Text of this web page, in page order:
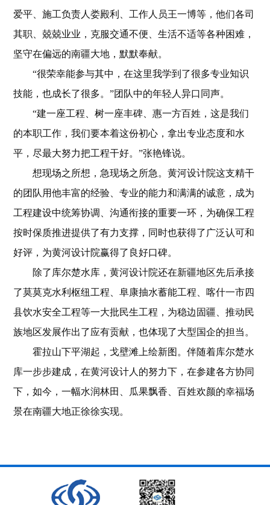
爱平、施工负责人娄殿利、工作人员王一博等，他们各司
其职、兢兢业业，克服交通不便、生活不适等各种困难，
坚守在偏远的南疆大地，默默奉献。
“很荣幸能参与其中，在这里我学到了很多专业知识
技能，也成长了很多。”团队中的年轻人异口同声。
“建一座工程、树一座丰碑、惠一方百姓，这是我们
的本职工作，我们要本着这份初心，拿出专业态度和水
平，尽最大努力把工程干好。”张艳锋说。
想现场之所想，急现场之所急。黄河设计院这支精干
的团队用他丰富的经验、专业的能力和满满的诚意，成为
工程建设中统筹协调、沟通衔接的重要一环，为确保工程
按时保质推进提供了有力支撑，同时也获得了广泛认可和
好评，为黄河设计院赢得了良好口碑。
除了库尔楚水库，黄河设计院还在新疆地区先后承接
了莫莫克水利枢纽工程、阜康抽水蓄能工程、喀什一市四
县饮水安全工程等一大批民生工程，为稳边固疆、推动民
族地区发展作出了应有贡献，也体现了大型国企的担当。
霍拉山下平湖起，戈壁滩上绘新图。伴随着库尔楚水
库一步步建成，在黄河设计人的努力下，在参建各方协同
下，如今，一幅水润林田、瓜果飘香、百姓欢颜的幸福场
景在南疆大地正徐徐实现。